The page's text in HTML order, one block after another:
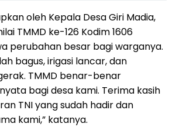
oleh Kepala Desa Giri Madia,
TMMD ke-126 Kodim 1606
perubahan besar bagi warganya.
bagus, irigasi lancar, dan
TMMD benar-benar
bagi desa kami. Terima kasih
TNI yang sudah hadir dan
kami,” katanya.